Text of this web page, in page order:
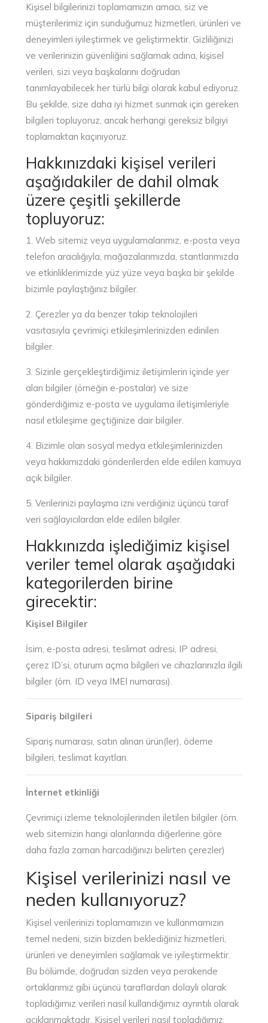
Kişisel bilgilerinizi toplamamızın amacı, siz ve
müşterilerimiz için sunduğumuz hizmetleri, ürünleri ve
deneyimleri iyileştirmek ve geliştirmektir. Gizliliğinizi
ve verilerinizin güvenliğini sağlamak adına, kişisel
verileri, sizi veya başkalarını doğrudan
tanımlayabilecek her türlü bilgi olarak kabul ediyoruz.
Bu şekilde, size daha iyi hizmet sunmak için gereken
bilgileri topluyoruz, ancak herhangi gereksiz bilgiyi
toplamaktan kaçınıyoruz.
Hakkınızdaki kişisel verileri
aşağıdakiler de dahil olmak
üzere çeşitli şekillerde
topluyoruz:
1. Web sitemiz veya uygulamalarımız, e-posta veya
telefon aracılığıyla, mağazalarımızda, stantlarımızda
ve etkinliklerimizde yüz yüze veya başka bir şekilde
bizimle paylaştığınız bilgiler.
2. Çerezler ya da benzer takip teknolojileri
vasıtasıyla çevrimiçi etkileşimlerinizden edinilen
bilgiler.
3. Sizinle gerçekleştirdiğimiz iletişimlerin içinde yer
alan bilgiler (örneğin e-postalar) ve size
gönderdiğimiz e-posta ve uygulama iletişimleriyle
nasıl etkileşime geçtiğinize dair bilgiler.
4. Bizimle olan sosyal medya etkileşimlerinizden
veya hakkımızdaki gönderilerden elde edilen kamuya
açık bilgiler.
5. Verilerinizi paylaşma izni verdiğiniz üçüncü taraf
veri sağlayıcılardan elde edilen bilgiler.
Hakkınızda işlediğimiz kişisel
veriler temel olarak aşağıdaki
kategorilerden birine
girecektir:
Kişisel Bilgiler
İsim, e-posta adresi, teslimat adresi, IP adresi,
çerez ID’si, oturum açma bilgileri ve cihazlarınızla ilgili
bilgiler (örn. ID veya IMEI numarası).
Sipariş bilgileri
Sipariş numarası, satın alınan ürün(ler), ödeme
bilgileri, teslimat kayıtları.
İnternet etkinliği
Çevrimiçi izleme teknolojilerinden iletilen bilgiler (örn.
web sitemizin hangi alanlarında diğerlerine göre
daha fazla zaman harcadığınızı belirten çerezler)
Kişisel verilerinizi nasıl ve
neden kullanıyoruz?
Kişisel verilerinizi toplamamızın ve kullanmamızın
temel nedeni, sizin bizden beklediğiniz hizmetleri,
ürünleri ve deneyimleri sağlamak ve iyileştirmektir.
Bu bölümde, doğrudan sizden veya perakende
ortaklarımız gibi üçüncü taraflardan dolaylı olarak
topladığımız verileri nasıl kullandığımız ayrıntılı olarak
açıklanmaktadır. Kişisel verileri nasıl topladığımız